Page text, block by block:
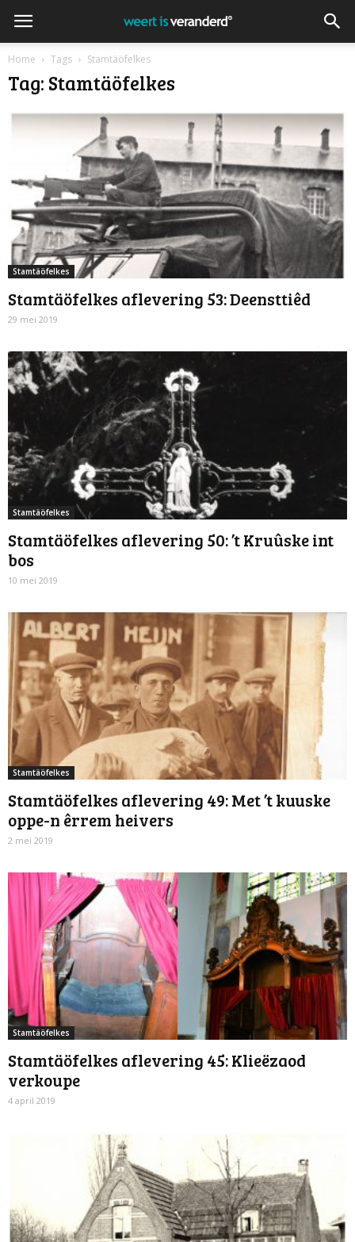
Home Tags Stamtäöfelkes
Tag: Stamtäöfelkes
Stamtäöfelkes
Stamtäöfelkes aflevering 53: Deensttiêd
29 mei 2019
Stamtäöfelkes
Stamtäöfelkes aflevering 50: ’t Kruûske int
bos
10 mei 2019
Stamtäöfelkes
Stamtäöfelkes aflevering 49: Met ’t kuuske
oppe-n êrrem heivers
2 mei 2019
Stamtäöfelkes
Stamtäöfelkes aflevering 45: Klieëzaod
verkoupe
4 april 2019